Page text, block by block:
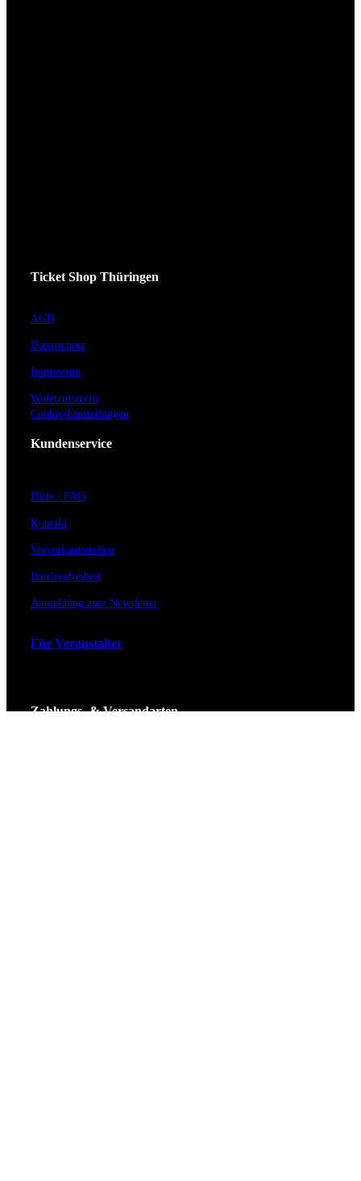
Ticket Shop Thüringen
AGB
Datenschutz
Impressum
Widerrufsrecht
Cookie-Einstellungen
Kundenservice
Hilfe / FAQ
Kontakt
Vorverkaufsstellen
Barrierefreiheit
Anmeldung zum Newsletter
Für Veranstalter
Zahlungs- & Versandarten